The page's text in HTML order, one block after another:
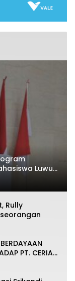
Luwu
Nyata bagi
Rully
PT. CERIA